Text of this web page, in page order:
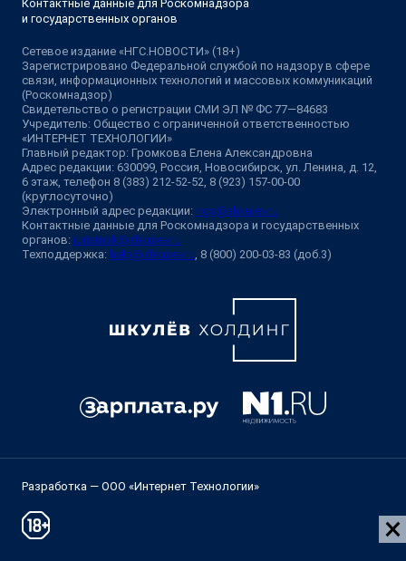
Контактные данные для Роскомнадзора
и государственных органов
Сетевое издание «НГС.НОВОСТИ» (18+)
Зарегистрировано Федеральной службой по надзору в сфере
связи, информационных технологий и массовых коммуникаций
(Роскомнадзор)
Свидетельство о регистрации СМИ ЭЛ № ФС 77—84683
Учредитель: Общество с ограниченной ответственностью
«ИНТЕРНЕТ ТЕХНОЛОГИИ»
Главный редактор: Громкова Елена Александровна
Адрес редакции: 630099, Россия, Новосибирск, ул. Ленина, д. 12,
6 этаж, телефон 8 (383) 212-52-52, 8 (923) 157-00-00
(круглосуточно)
Электронный адрес редакции: ngs@shkulev.ru
Контактные данные для Роскомнадзора и государственных
органов: juristnsk@shkulev.ru
Техподдержка: help@shkulev.ru , 8 (800) 200-03-83 (доб.3)
Разработка — ООО «Интернет Технологии»